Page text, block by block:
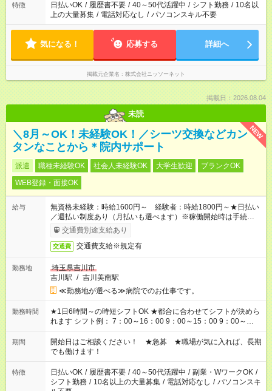
特徴 日払いOK / 履歴書不要 / 40～50代活躍中 / シフト勤務 / 10名以
上の大量募集 / 電話対応なし / パソコンスキル不要
気になる！ 応募する 詳細へ
掲載元企業名 株式会社ニッソーネット
掲載日：2026.08.04
未読
NEW
＼8月～OK！未経験OK！／シーツ交換などカン
タンなことから＊院内サポート
派遣 職種未経験OK 社会人未経験OK 大学生歓迎
ブランクOK
WEB登録・面接OK
給与
無資格未経験：時給1600円～ 経験者：時給1800円～★日払い
／週払い制度あり（月払いも選べます）※稼働開始時は手続き完
了次第のお支払いとなります。
交通費別途支給あり
交通費 交通費支給※規定有
勤務地
埼玉県吉川市
吉川駅 / 吉川美南駅
≪勤務地が選べる≫病院でのお仕事です。
勤務時間
★1日6時間～の時短シフトOK ★都合に合わせてシフトが決めら
れます シフト例： 7：00～16：00 9：00～15：00 9：00～
18：00 11：00～20：00 など ※Wワークの場合、他のお仕事と
合わせ週40時間超の就業はご案内できません ※法令に基づき、
週20時間以上勤務は社会保険への加入対象となります ※労働者
派遣法（日雇い派遣の原則禁止）により、短時間・短期間の就
業はご案内が難しい場合があります
期間
開始日はご相談ください！ ★急募 ★職場が気に入れば、長期
でも働けます！
特徴 日払いOK / 履歴書不要 / 40～50代活躍中 / 副業・WワークOK /
シフト勤務 / 10名以上の大量募集 / 電話対応なし / パソコンスキ